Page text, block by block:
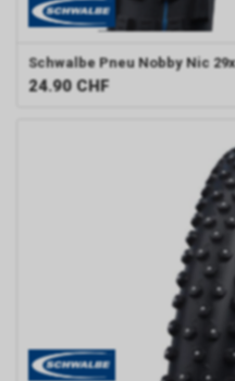
Schwalbe Pneu Nobby Nic
24.90 CHF